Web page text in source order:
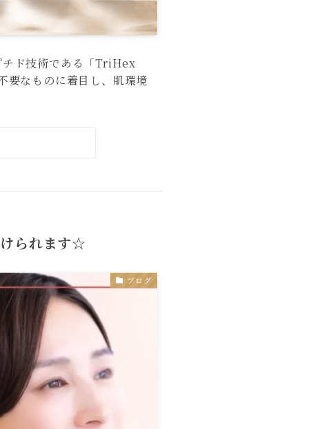
ド技術である「TriHex
要なものに着目し、肌環境
られます☆
ブログ